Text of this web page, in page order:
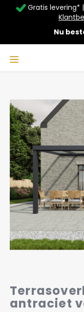
Bezorging
Afhalen
Montage
Betaalmethoden
Garantie
Veelgestelde vragen
Deutsch
Gratis levering* |
Nu
Zomer Deals: Tot
veranda's
antraciet